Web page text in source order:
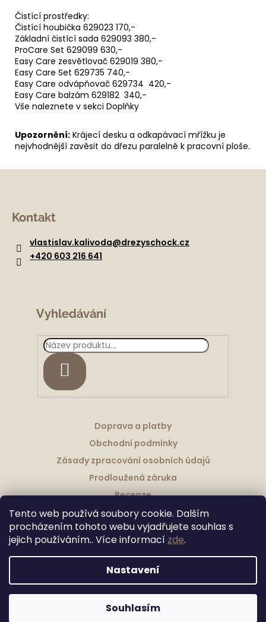
Tento web používá soubory cookie. Dalším
procházením tohoto webu vyjadřujete souhlas s
jejich používáním.. Více informací zde.
Nastavení
Souhlasím
Čistící prostředky:
Čistící houbička 629023 170,-
Základní čistící sada 629093 380,-
ProCare Set 629099 630,-
Easy Care zesvětlovač 629019 380,-
Easy Care Set 629735 740,-
Easy Care odvápňovač 629734 420,-
Easy Care balzám 629182 340,-
Vše naleznete v sekci Doplňky
Upozornění: Krájecí desku a odkapávací mřížku je
nejvhodnější zavěsit do dřezu paralelně k pracovní ploše.
Kontakt
vlastislav.kalivoda@drezyschock.cz
+420 603 216 641
Vyhledávání
HLEDAT
Doprava a platby
Obchodní podmínky
Zásady zpracování osobních údajů
Prodloužená záruka
Recenze
Upravila Shopea.cz
Copyright 2026Granitové Dřezy Schock. Všechna práva
vyhrazena.